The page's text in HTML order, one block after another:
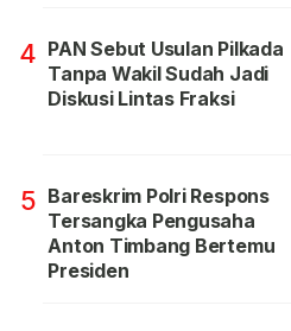
4 PAN Sebut Usulan Pilkada
Tanpa Wakil Sudah Jadi
Diskusi Lintas Fraksi
5 Bareskrim Polri Respons
Tersangka Pengusaha
Anton Timbang Bertemu
Presiden